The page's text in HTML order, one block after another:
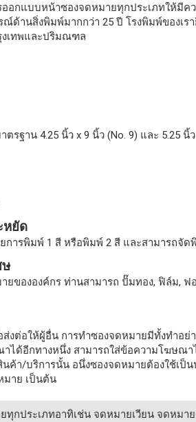
ออกแบบหน้าซองจดหมายทุกประเภทให้มี
ด้านสิ่งพิมพ์มากกว่า 25 ปี โรงพิมพ์ของเ
งเทพและปริมณฑล
าน 4.25 นิ้ว x 9 นิ้ว (No. 9) และ 5.25 นิ้ว
หยัด
ารพิมพ์ 1 สี หรือพิมพ์ 2 สี และสามารถจัด
ยขององค์กร ท่านสามารถ ปั๊มทอง, ฟิล์ม, ฟ
งต่อให้ผู้อื่น การทำซองจดหมายมีทั้งทำอย่
ได้อีกทางหนึ่ง สามารถใส่ข้อความโฆษณ
า/บริการนั้น อนึ่งซองจดหมายต้องใช้เป็
มาย เป็นต้น
กประเภทอาทิเช่น จดหมายเวียน จดหมา